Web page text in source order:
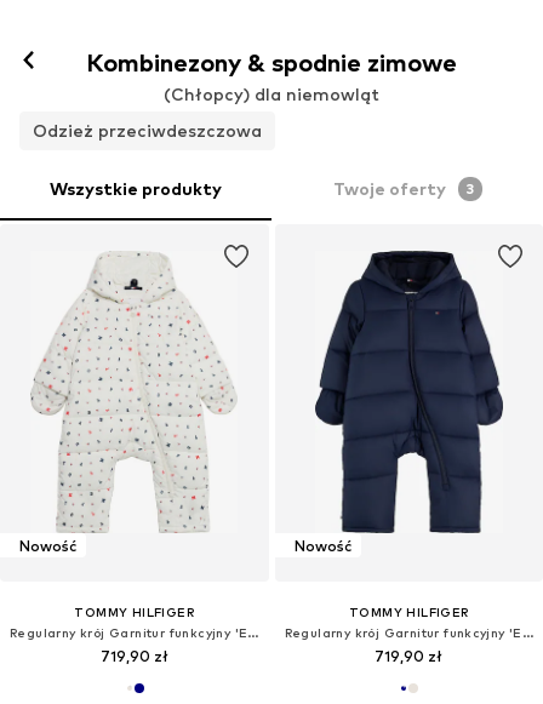
Kombinezony & spodnie zimowe
(Chłopcy) dla niemowląt
Odzież przeciwdeszczowa
Wszystkie produkty Twoje oferty 3
Nowość
TOMMY HILFIGER
Regularny krój Garnitur funkcyjny 'ESSENTIAL'
719,90 zł
Nowość
TOMMY HILFIGER
Regularny krój Garnitur funkcyjny 'ESSENTIAL'
719,90 zł